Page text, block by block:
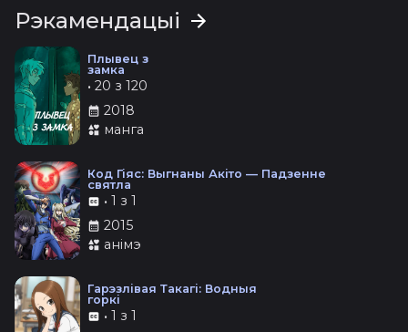
Рэкамендацыі
Плывец з
замка
• 20 з 120
2018
манга
Код Гіяс: Выгнаны Акіто — Падзенне
святла
• 1 з 1
2015
анімэ
Гарэзлівая Такагі: Водныя
горкі
• 1 з 1